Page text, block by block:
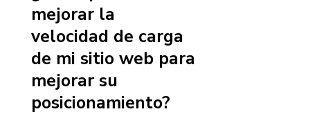
mejorar la
velocidad de carga
de mi sitio web para
mejorar su
posicionamiento?